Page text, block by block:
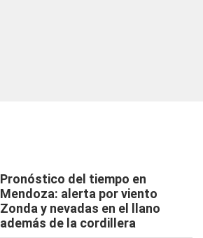
Pronóstico del tiempo en
Mendoza: alerta por viento
Zonda y nevadas en el llano
además de la cordillera